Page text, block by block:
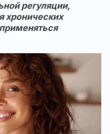
регуляции,
хронических